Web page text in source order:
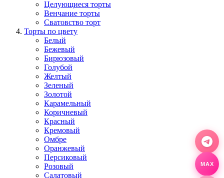
Целующиеся торты
Венчание торты
Сватовство торт
Торты по цвету
Белый
Бежевый
Бирюзовый
Голубой
Желтый
Зеленый
Золотой
Карамельный
Коричневый
Красный
Кремовый
Омбре
Оранжевый
Персиковый
Розовый
Салатовый
MAX